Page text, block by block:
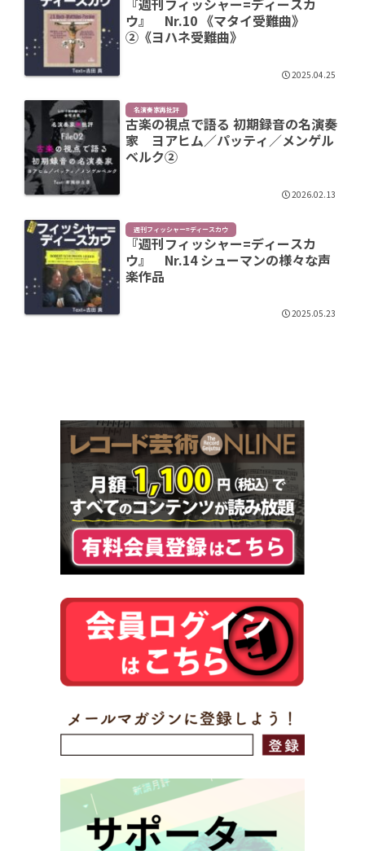
『週刊フィッシャー=ディースカ
ウ』 Nr.10 《マタイ受難曲》
②《ヨハネ受難曲》
2025.04.25
名演奏家再批評
古楽の視点で語る 初期録音の名演奏
家 ヨアヒム／パッティ／メンゲル
ベルク②
2026.02.13
週刊フィッシャー=ディースカウ
『週刊フィッシャー=ディースカ
ウ』 Nr.14 シューマンの様々な声
楽作品
2025.05.23